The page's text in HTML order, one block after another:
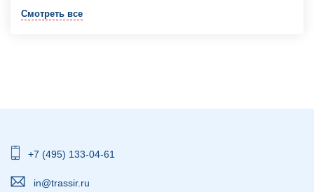
Смотреть все
+7 (495) 133-04-61
in@trassir.ru